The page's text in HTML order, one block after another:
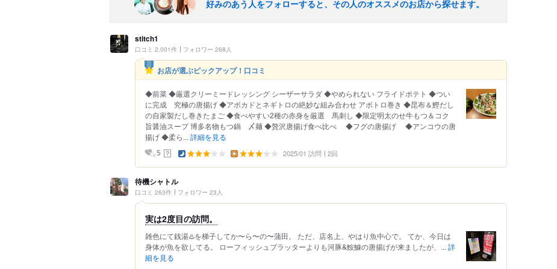
好みのあう人をフォローすると、その人のオススメのお店から探せます。
stitch1
口コミ 2,001件 フォロワー 268人
お店が選ぶピックアップ！口コミ
◆前菜 ◆厳選クリーミードレッシング シーザーサラダ ◆やめられない フライドポテト ◆つい
に完成 究極の唐揚げ ◆アボカドとネギトロの絶妙な組み合わせ アボトロ巻き ◆昆布＆鰹だし
の自家製だし巻きたまご ◆食べやすい2種の赤身を厳選 馬刺し ◆限定明太のせ牛もつ＆コク
旨醤油スープ 博多名物もつ鍋 〆麺 ◆贅沢唐揚げ食べ比べ ◆フグの唐揚げ ◆アンコウの唐
揚げ ◆柔ら... 詳細を見る
5 ？ 2025/01 訪問 2回
待機シャトル
口コミ 263件 フォロワー 23人
実は2度目の訪問。
雑色にて銭湯♨️を梯子してか〜ら〜の〜蒲田。 ただ、店名上、やはり魚中心で。 てか、今日は
身体が魚を欲してる。 ローフィッシュプラッターよりも河豚&鮟鱇の唐揚げが来ましたが、... 詳
細を見る